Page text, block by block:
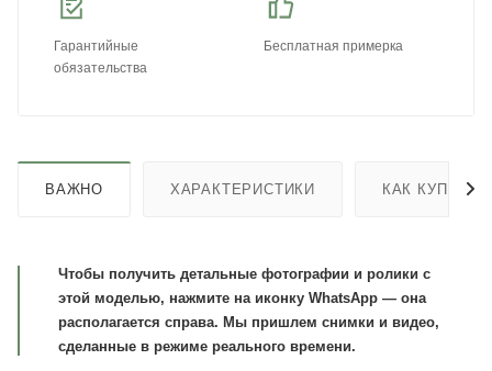
Гарантийные
обязательства
Бесплатная примерка
ВАЖНО ХАРАКТЕРИСТИКИ КАК КУПИТЬ
Чтобы получить детальные фотографии и ролики с
этой моделью, нажмите на иконку WhatsApp — она
располагается справа. Мы пришлем снимки и видео,
сделанные в режиме реального времени.